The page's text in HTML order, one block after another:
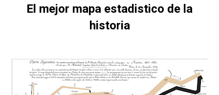
El mejor mapa estadistico de la
historia